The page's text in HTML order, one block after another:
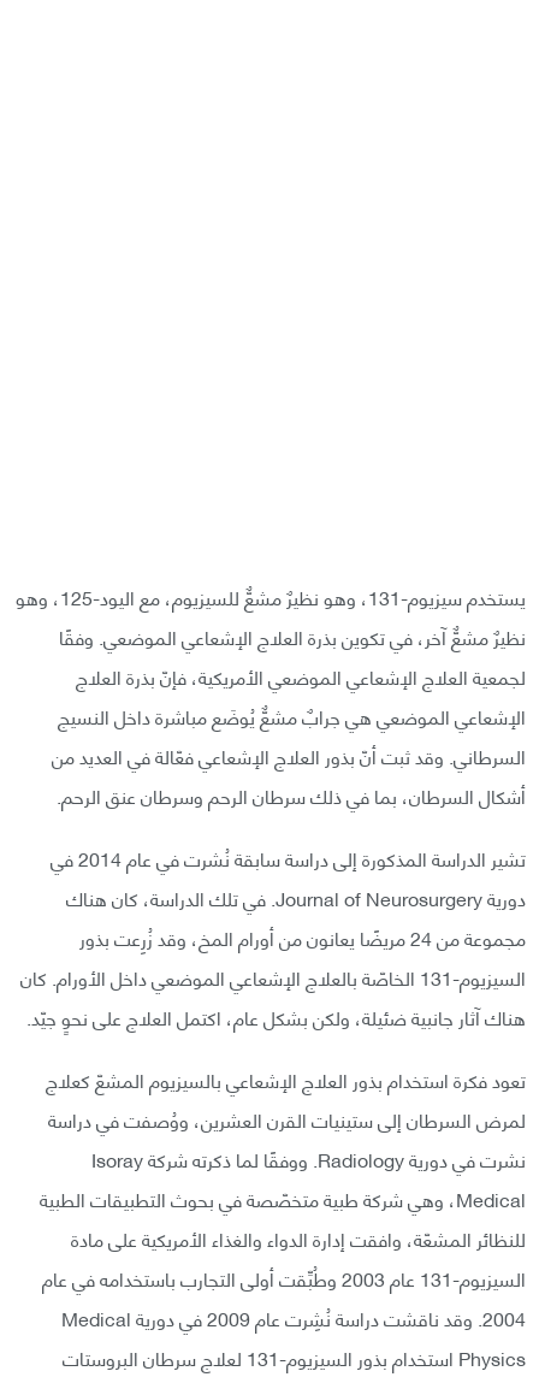
يستخدم سيزيوم-131، وهو نظيرٌ مشعٌّ للسيزيوم، مع اليود-125، وهو
نظيرٌ مشعٌّ آخر، في تكوين بذرة العلاج الإشعاعي الموضعي. وفقًا
لجمعية العلاج الإشعاعي الموضعي الأمريكية، فإنّ بذرة العلاج
الإشعاعي الموضعي هي جرابٌ مشعٌّ يُوضَع مباشرة داخل النسيج
السرطاني. وقد ثبت أنّ بذور العلاج الإشعاعي فعّالة في العديد من
أشكال السرطان، بما في ذلك سرطان الرحم وسرطان عنق الرحم.
تشير الدراسة المذكورة إلى دراسة سابقة نُشرت في عام 2014 في
دورية Journal of Neurosurgery. في تلك الدراسة، كان هناك
مجموعة من 24 مريضًا يعانون من أورام المخ، وقد زُرِعت بذور
السيزيوم-131 الخاصّة بالعلاج الإشعاعي الموضعي داخل الأورام. كان
هناك آثار جانبية ضئيلة، ولكن بشكل عام، اكتمل العلاج على نحوٍ جيّد.
تعود فكرة استخدام بذور العلاج الإشعاعي بالسيزيوم المشعّ كعلاج
لمرض السرطان إلى ستينيات القرن العشرين، ووُصفت في دراسة
نشرت في دورية Radiology. ووفقًا لما ذكرته شركة Isoray
Medical، وهي شركة طبية متخصّصة في بحوث التطبيقات الطبية
للنظائر المشعّة، وافقت إدارة الدواء والغذاء الأمريكية على مادة
السيزيوم-131 عام 2003 وطُبِّقت أولى التجارب باستخدامه في عام
2004. وقد ناقشت دراسة نُشِرت عام 2009 في دورية Medical
Physics استخدام بذور السيزيوم-131 لعلاج سرطان البروستات